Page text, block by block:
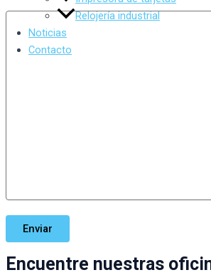
Relojería industrial
Noticias
Contacto
Encuentre nuestras